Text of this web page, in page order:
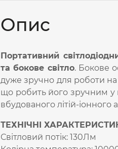
Опис
Портативний
та бокове світло. Бокове
дуже зручно для роботи на
що робить його зручним у
вбудованого літій-іонного
ТЕХНІЧНІ
Світловий потік: 130Лм